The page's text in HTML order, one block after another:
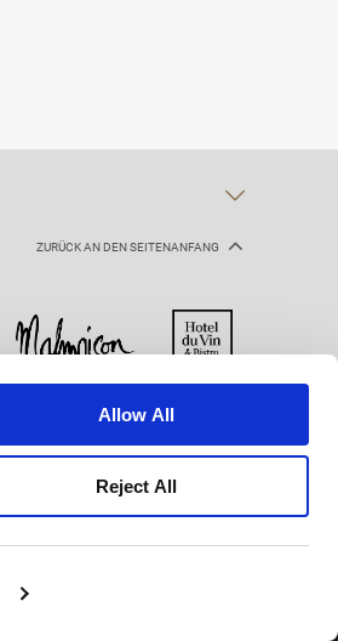
Allow All
Reject All
ZURÜCK AN DEN SEITENANFANG